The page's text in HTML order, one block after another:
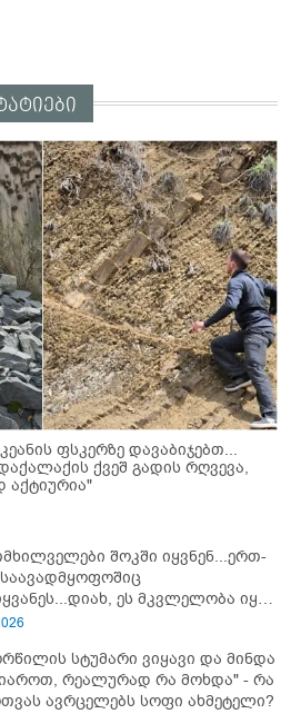
ფსკერზე დავაბიჯებთ...
ქვეშ გადის რღვევა,
აქტიურია"
შოკში იყვნენ...ერთ-
ეს მკვლელობა იყო"
დატრიალებული ტრაგედიის
სტუმარი ვიყავი და მინდა
რეალურად რა მოხდა" - რა
ავრცელებს სოფი ახმეტელი?